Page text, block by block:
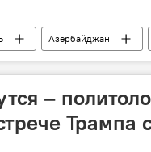
Азербайджан
–
Трампа